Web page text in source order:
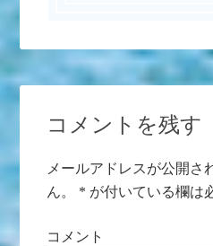
コメントを残す
メールアドレスが公開さ
ん。
* が付いている欄は
コメント